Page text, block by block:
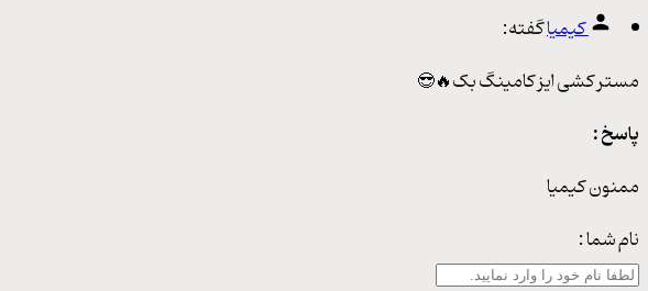
کیمیاگفته:
مستر کشی ایز کامینگ بک🔥😎
پاسخ :
ممنون کیمیا
نام شما :